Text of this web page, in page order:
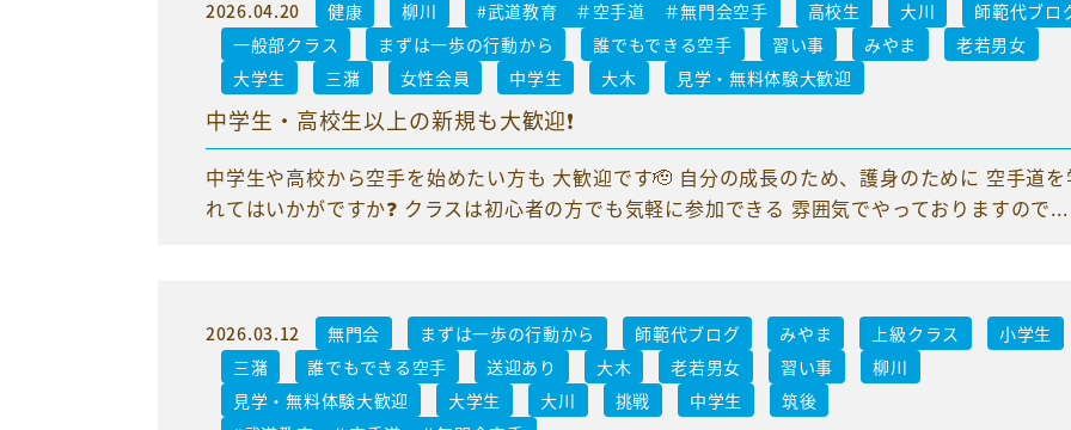
2026.04.20 健康 柳川 #武道教育 ＃空手道 ＃無門会空手 高校生 大川
師範代ブロ
一般部クラス
まずは一歩の行動から 誰でもできる空手 習い事 みやま
老若男女
大学生
三潴 女性会員 中学生 大木 見学・無料体験大歓迎
中学生・高校生以上の新規も大歓迎❗️
中学生や高校から空手を始めたい方も 大歓迎です🫡 自分の成長のため、護身のために 空手道
れてはいかがですか❓ クラスは初心者の方でも気軽に参加できる 雰囲気でやっておりますので...
2026.03.12 無門会 まずは一歩の行動から 師範代ブログ みやま 上級クラス
小学生
三潴
誰でもできる空手 送迎あり 大木 老若男女 習い事
柳川
見学・無料体験大歓迎
大学生 大川 挑戦 中学生
筑後